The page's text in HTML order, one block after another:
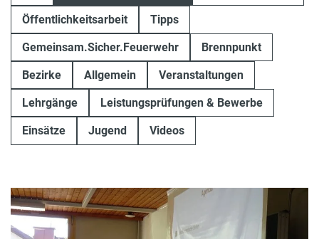
Öffentlichkeitsarbeit Tipps
Gemeinsam.Sicher.Feuerwehr Brennpunkt
Bezirke Allgemein Veranstaltungen
Lehrgänge Leistungsprüfungen & Bewerbe
Einsätze Jugend Videos